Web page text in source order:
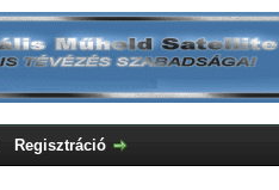
Regisztráció